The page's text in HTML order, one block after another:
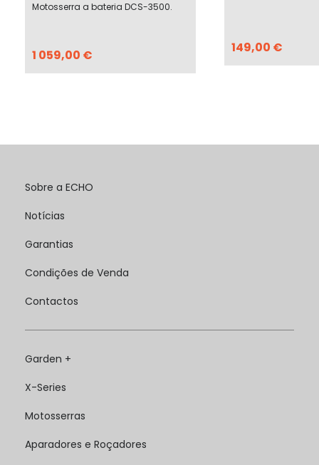
Motosserra a bateria DCS-3500.
1 059,00 € 149,00 €
Sobre a ECHO
Notícias
Garantias
Condições de Venda
Contactos
Garden +
X-Series
Motosserras
Aparadores e Roçadores